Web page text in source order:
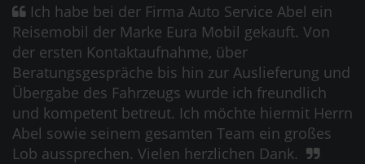
Ich habe bei der Firma Auto Service Abel ein
Reisemobil der Marke Eura Mobil gekauft. Von
der ersten Kontaktaufnahme, über
Beratungsgespräche bis hin zur Auslieferung und
Übergabe des Fahrzeugs wurde ich freundlich
und kompetent betreut. Ich möchte hiermit Herrn
Abel sowie seinem gesamten Team ein großes
Lob aussprechen. Vielen herzlichen Dank.